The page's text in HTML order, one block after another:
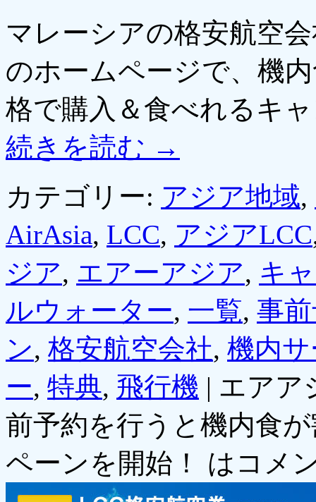
マレーシアの格安航空
のホームページで、機
格で購入＆食べれるキ
続きを読む →
カテゴリー: アジア地域,
AirAsia, LCC, アジアLCC
ジア, エアーアジア, キ
ルウォーター, 一覧, 事
ン, 格安航空会社, 機内
ー, 特典, 飛行機 | エアア
前予約を行うと機内食
ペーンを開始！ は コメ